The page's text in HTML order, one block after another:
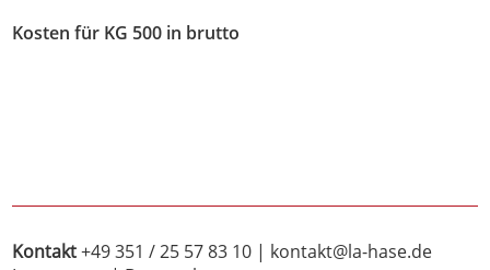
Kosten für KG 500 in brutto
Kontakt+49 351 / 25 57 83 10 | kontakt@la-hase.de